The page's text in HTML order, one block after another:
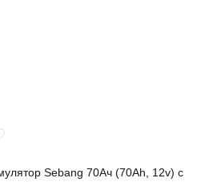
Sebang 70Ач (70Ah, 12v) с